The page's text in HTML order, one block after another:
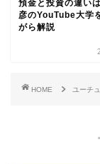
預金と投資の違い
彦のYouTube大学
がら解説
HOME ユーチ